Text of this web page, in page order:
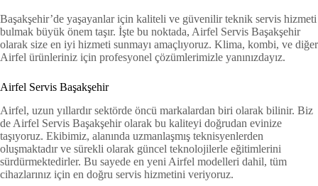
Başakşehir’de yaşayanlar için kaliteli ve güvenilir teknik servis hizmeti
bulmak büyük önem taşır. İşte bu noktada, Airfel Servis Başakşehir
olarak size en iyi hizmeti sunmayı amaçlıyoruz. Klima, kombi, ve diğer
Airfel ürünleriniz için profesyonel çözümlerimizle yanınızdayız.
Airfel Servis Başakşehir
Airfel, uzun yıllardır sektörde öncü markalardan biri olarak bilinir. Biz
de Airfel Servis Başakşehir olarak bu kaliteyi doğrudan evinize
taşıyoruz. Ekibimiz, alanında uzmanlaşmış teknisyenlerden
oluşmaktadır ve sürekli olarak güncel teknolojilerle eğitimlerini
sürdürmektedirler. Bu sayede en yeni Airfel modelleri dahil, tüm
cihazlarınız için en doğru servis hizmetini veriyoruz.